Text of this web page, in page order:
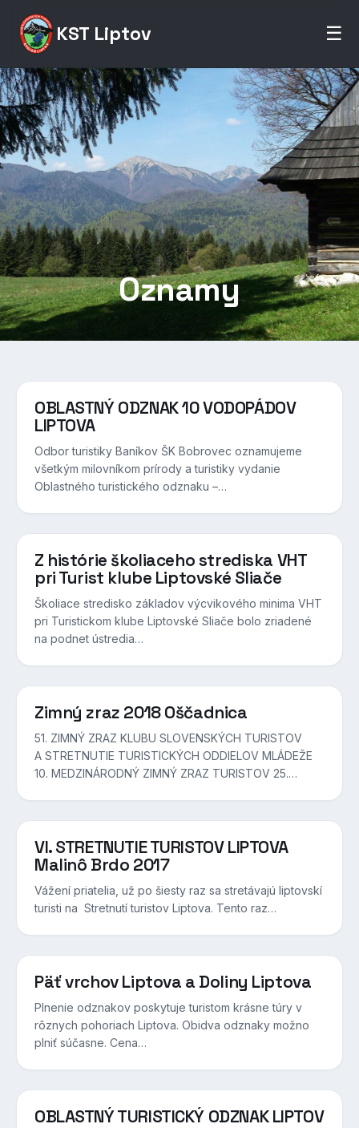
KST Liptov ☰
Oznamy
OBLASTNÝ ODZNAK 10 VODOPÁDOV
LIPTOVA
Odbor turistiky Baníkov ŠK Bobrovec oznamujeme
všetkým milovníkom prírody a turistiky vydanie
Oblastného turistického odznaku –…
Z histórie školiaceho strediska VHT
pri Turist klube Liptovské Sliače
Školiace stredisko základov výcvikového minima VHT
pri Turistickom klube Liptovské Sliače bolo zriadené
na podnet ústredia…
Zimný zraz 2018 Oščadnica
51. ZIMNÝ ZRAZ KLUBU SLOVENSKÝCH TURISTOV
A STRETNUTIE TURISTICKÝCH ODDIELOV MLÁDEŽE
10. MEDZINÁRODNÝ ZIMNÝ ZRAZ TURISTOV 25.…
VI. STRETNUTIE TURISTOV LIPTOVA
Malinô Brdo 2017
Vážení priatelia, už po šiesty raz sa stretávajú liptovskí
turisti na Stretnutí turistov Liptova. Tento raz…
Päť vrchov Liptova a Doliny Liptova
Plnenie odznakov poskytuje turistom krásne túry v
rôznych pohoriach Liptova. Obidva odznaky možno
plniť súčasne. Cena…
OBLASTNÝ TURISTICKÝ ODZNAK LIPTOV